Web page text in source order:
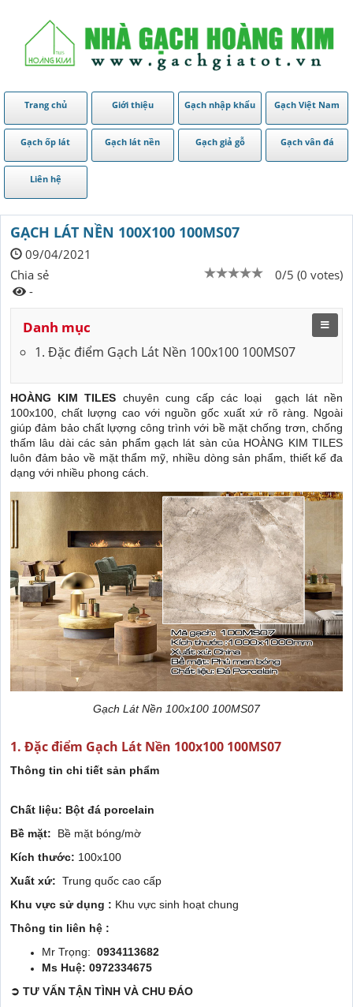
Trang chủ Giới thiệu Gạch nhập khẩu Gạch Việt Nam
Gạch ốp lát Gạch lát nền Gạch giả gỗ Gạch vân đá
Liên hệ
GẠCH LÁT NỀN 100X100 100MS07
09/04/2021
0/5 (0 votes)
Chia sẻ
-
Danh mục
1. Đặc điểm Gạch Lát Nền 100x100 100MS07
HOÀNG KIM TILES chuyên cung cấp các loại gạch lát nền
100x100, chất lượng cao với nguồn gốc xuất xứ rõ ràng. Ngoài
giúp đảm bảo chất lựợng công trình với bề mặt chống trơn, chống
thấm lâu dài các sản phẩm gạch lát sàn của HOÀNG KIM TILES
luôn đảm bảo về mặt thẩm mỹ, nhiều dòng sản phẩm, thiết kế đa
dạng với nhiều phong cách.
Gạch Lát Nền 100x100 100MS07
1. Đặc điểm Gạch Lát Nền 100x100 100MS07
Thông tin chi tiết sản phẩm
Chất liệu: Bột đá porcelain
Bề mặt: Bề mặt bóng/mờ
Kích thước: 100x100
Xuất xứ: Trung quốc cao cấp
Khu vực sử dụng : Khu vực sinh hoạt chung
Thông tin liên hệ :
Mr Trọng: 0934113682
Ms Huệ: 0972334675
➲ TƯ VẤN TẬN TÌNH VÀ CHU ĐÁO